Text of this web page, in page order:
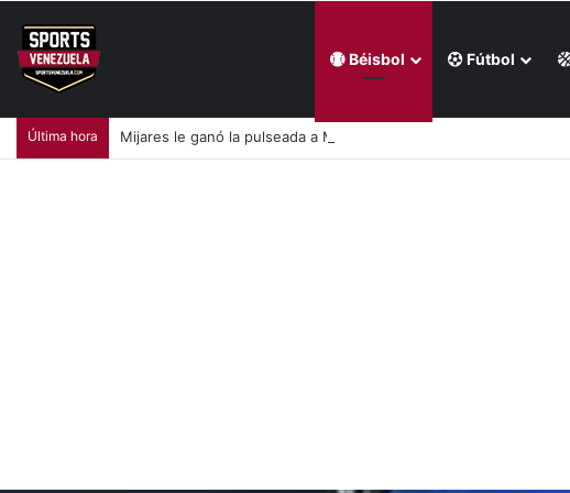
Béisbol Fútbol
Última hora Mijares le ganó la pulseada a Milano en la jornada de la liga chilena